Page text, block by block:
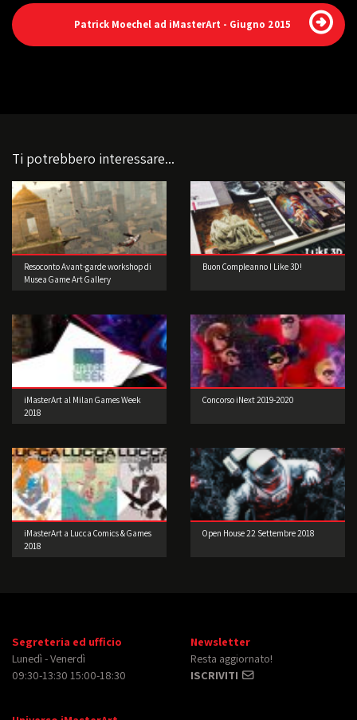
Patrick Moechel ad iMasterArt - Giugno 2015
Ti potrebbero interessare...
Resoconto Avant-garde workshop di
Musea Game Art Gallery
Buon Compleanno I Like 3D!
iMasterArt al Milan Games Week
2018
Concorso iNext 2019-2020
iMasterArt a Lucca Comics & Games
2018
Open House 22 Settembre 2018
Segreteria ed ufficio
Lunedì - Venerdì
09:30-13:30 15:00-18:30
Newsletter
Resta aggiornato!
ISCRIVITI